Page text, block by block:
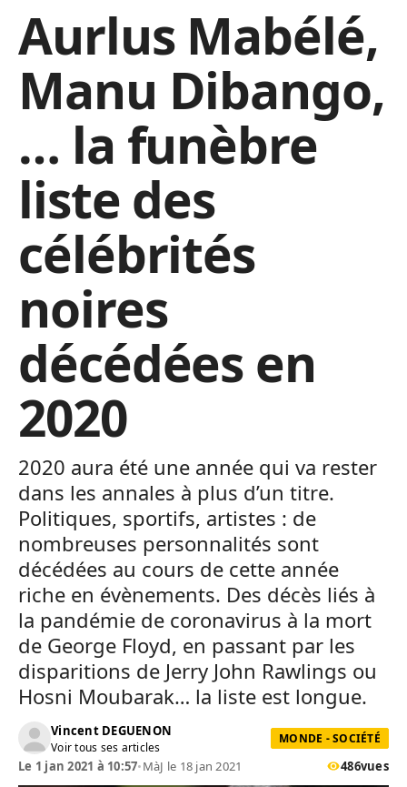
Aurlus Mabélé,
Manu Dibango,
… la funèbre
liste des
célébrités
noires
décédées en
2020
2020 aura été une année qui va rester
dans les annales à plus d’un titre.
Politiques, sportifs, artistes : de
nombreuses personnalités sont
décédées au cours de cette année
riche en évènements. Des décès liés à
la pandémie de coronavirus à la mort
de George Floyd, en passant par les
disparitions de Jerry John Rawlings ou
Hosni Moubarak… la liste est longue.
Vincent DEGUENON
Voir tous ses articles
MONDE - SOCIÉTÉ
Le 1 jan 2021 à 10:57•MàJ le 18 jan 2021 486vues